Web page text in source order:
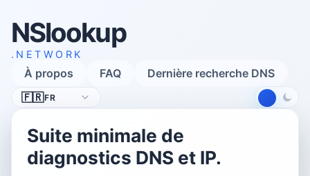
NSlookup
.NETWORK
À propos FAQ
Dernière recherche DNS
Langue
🇫🇷FR
Suite minimale de
diagnostics DNS et IP.